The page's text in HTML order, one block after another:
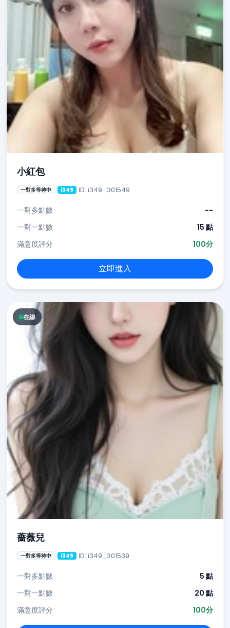
小紅包
一對多等待中 i349 ID: i349_301549
一對多點數
--
一對一點數
15 點
滿意度評分
100分
立即進入
在線
薔薇兒
一對多等待中 i349 ID: i349_301539
一對多點數
5 點
一對一點數
20 點
滿意度評分
100分